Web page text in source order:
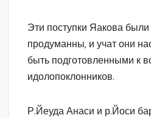
Эти поступки Яакова
продуманны, и учат они
быть подготовленными к
идолопоклонников.
Р.Йеуда Анаси и р.Йоси